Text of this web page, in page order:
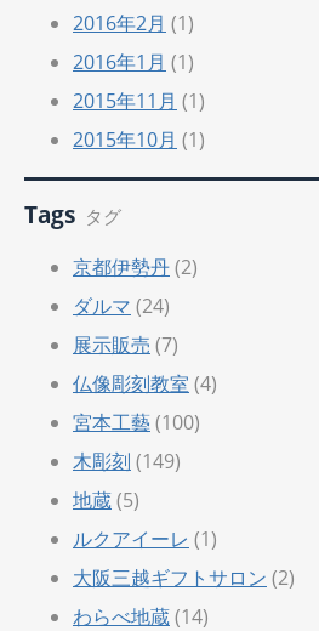
2016年2月 (1)
2016年1月 (1)
2015年11月 (1)
2015年10月 (1)
Tags タグ
京都伊勢丹(2)
ダルマ (24)
展示販売 (7)
仏像彫刻教室 (4)
宮本工藝(100)
木彫刻 (149)
地蔵(5)
ルクアイーレ (1)
大阪三越ギフトサロン (2)
わらべ地蔵(14)